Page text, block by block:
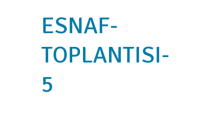
ESNAF-
TOPLANTISI-
5